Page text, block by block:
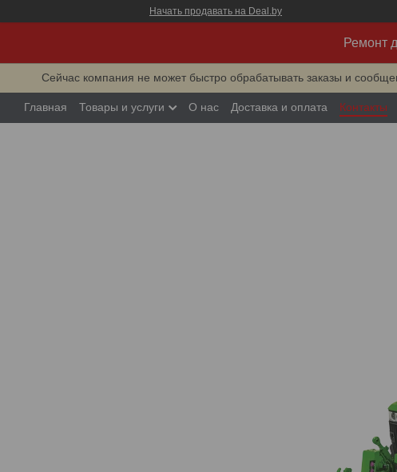
Начать продавать на Deal.by
Ремонт
Сейчас компания не может быстро обрабатывать заказы и
Главная Товары и услуги О нас Доставка и оплата Контакты